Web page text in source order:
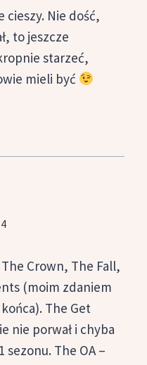
cieszy. Nie dość,
to jeszcze
starzeć,
mieli być
Crown, The Fall,
(moim zdaniem
The Get
nie porwał i chyba
sezonu. The OA –